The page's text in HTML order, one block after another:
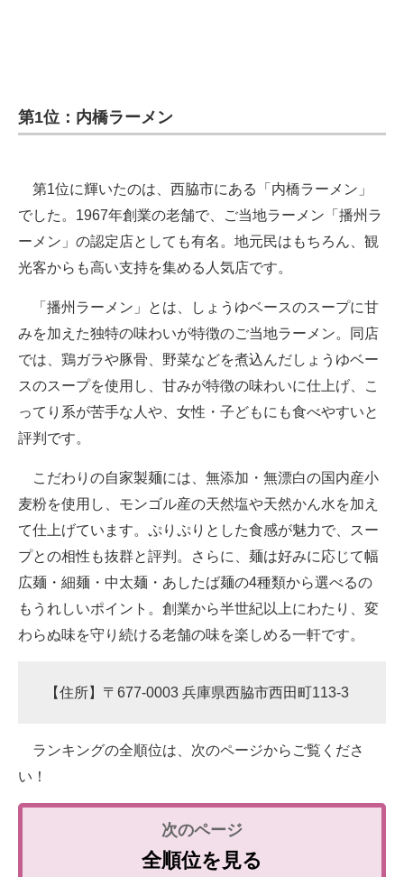
第1位：内橋ラーメン
第1位に輝いたのは、西脇市にある「内橋ラーメン」
でした。1967年創業の老舗で、ご当地ラーメン「播州ラ
ーメン」の認定店としても有名。地元民はもちろん、観
光客からも高い支持を集める人気店です。
「播州ラーメン」とは、しょうゆベースのスープに甘
みを加えた独特の味わいが特徴のご当地ラーメン。同店
では、鶏ガラや豚骨、野菜などを煮込んだしょうゆベー
スのスープを使用し、甘みが特徴の味わいに仕上げ、こ
ってり系が苦手な人や、女性・子どもにも食べやすいと
評判です。
こだわりの自家製麺には、無添加・無漂白の国内産小
麦粉を使用し、モンゴル産の天然塩や天然かん水を加え
て仕上げています。ぷりぷりとした食感が魅力で、スー
プとの相性も抜群と評判。さらに、麺は好みに応じて幅
広麺・細麺・中太麺・あしたば麺の4種類から選べるの
もうれしいポイント。創業から半世紀以上にわたり、変
わらぬ味を守り続ける老舗の味を楽しめる一軒です。
【住所】〒677-0003 兵庫県西脇市西田町113-3
ランキングの全順位は、次のページからご覧くださ
い！
全順位を見る